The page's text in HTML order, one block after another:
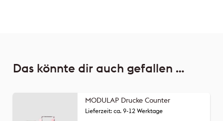
Das könnte dir auch gefallen …
MODULAP Drucke Counter
Lieferzeit: ca. 9-12 Werktage